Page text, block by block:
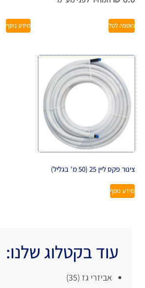
הוספה לסל מידע נוסף
צינור פקס ליין 25 (50 מ' בגליל)
מידע נוסף
עוד בקטלוג שלנו:
אביזרי גז (35)